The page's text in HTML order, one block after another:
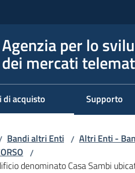
Agenzia per lo
dei mercati
di acquisto Supporto
Bandi altri Enti / Altri Enti -
/
denominato Casa Sambi